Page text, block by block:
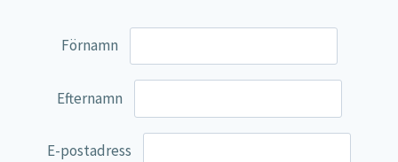
Multi Nutrient
Lamberts
Svenska Örtmedicinska Institutet
Förnamn
Efternamn
E-postadress